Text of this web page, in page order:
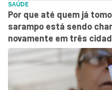
SAÚDE
Por que até quem já
sarampo está sendo
novamente em três